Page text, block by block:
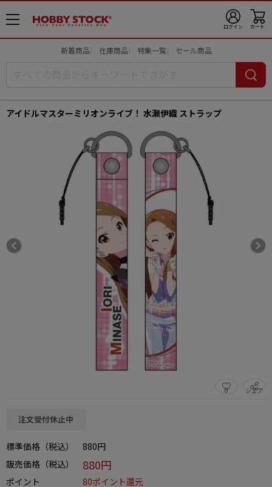
メ
ニ
ログイン カート
新着商品 在庫商品 特集一覧 セール商品
アイドルマスターミリオンライブ！ 水瀬伊織 ストラップ
0 シェア
この商品をシェアする
注文受付休止中
標準価格（税込）
880円
販売価格（税込）
880円
ポイント
80ポイント還元